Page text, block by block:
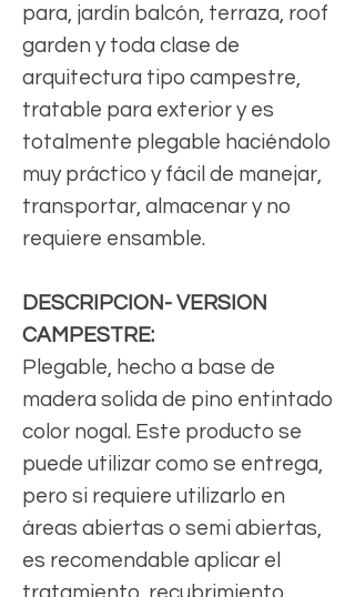
para, jardín balcón, terraza, roof
garden y toda clase de
arquitectura tipo campestre,
tratable para exterior y es
totalmente plegable haciéndolo
muy práctico y fácil de manejar,
transportar, almacenar y no
requiere ensamble.
DESCRIPCION- VERSION
CAMPESTRE:
Plegable, hecho a base de
madera solida de pino entintado
color nogal. Este producto se
puede utilizar como se entrega,
pero si requiere utilizarlo en
áreas abiertas o semi abiertas,
es recomendable aplicar el
tratamiento, recubrimiento